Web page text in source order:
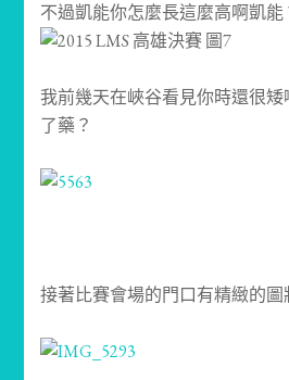
不過凱能你怎麼長這麼高啊凱能
我前幾天在峽谷看見你時還很
了藥？
接著比賽會場的門口有精緻的圖